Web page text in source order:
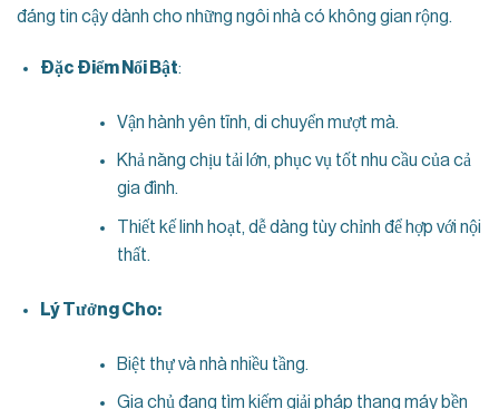
đáng tin cậy dành cho những ngôi nhà có không gian rộng.
Đặc Điểm Nổi Bật:
Vận hành yên tĩnh, di chuyển mượt mà.
Khả năng chịu tải lớn, phục vụ tốt nhu cầu của cả
gia đình.
Thiết kế linh hoạt, dễ dàng tùy chỉnh để hợp với nội
thất.
Lý Tưởng Cho:
Biệt thự và nhà nhiều tầng.
Gia chủ đang tìm kiếm giải pháp thang máy bền